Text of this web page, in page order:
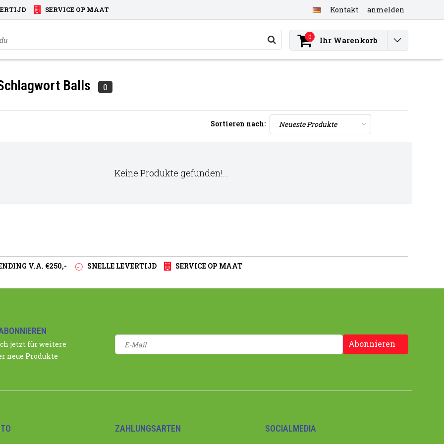
SERVICE OP MAAT Kontakt anmelden
0 Ihr Warenkorb
Balls 0
Sortieren nach:
Keine Produkte gefunden!...
V.A. €250,- SNELLE LEVERTIJD SERVICE OP MAAT
jetzt für weitere
neue Produkte
Abonnieren
ZAHLUNGSARTEN SOCIALMEDIA